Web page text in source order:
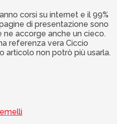
corsi su internet e il 99%
di presentazione sono
accorge anche un cieco.
referenza vera Ciccio
articolo non potrò più usarla.